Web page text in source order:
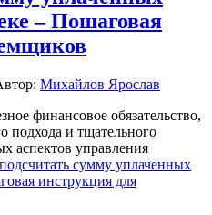
– Пошаговая
Михайлов Ярослав
финансовое обязательство,
подхода и тщательного
аспектов управления
сумму уплаченных
инструкция для